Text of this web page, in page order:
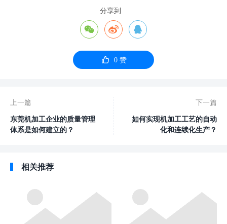
分享到
  
 0赞
上一篇
东莞机加工企业的质量管理
体系是如何建立的？
下一篇
如何实现机加工工艺的自动
化和连续化生产？
相关推荐